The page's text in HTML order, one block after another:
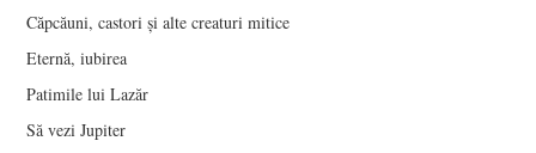
Căpcăuni, castori și alte creaturi mitice
Eternă, iubirea
Patimile lui Lazăr
Să vezi Jupiter